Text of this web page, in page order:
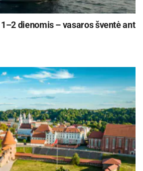
dienomis – vasaros šventė ant